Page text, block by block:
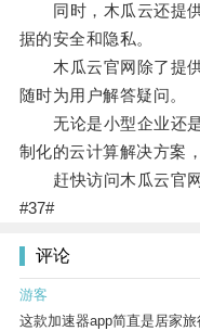
同时，木瓜云还提供
据的安全和隐私。
木瓜云官网除了提供
随时为用户解答疑问。
无论是小型企业还是
制化的云计算解决方案
赶快访问木瓜云官网
#37#
评论
游客
这款加速器app简直是居家